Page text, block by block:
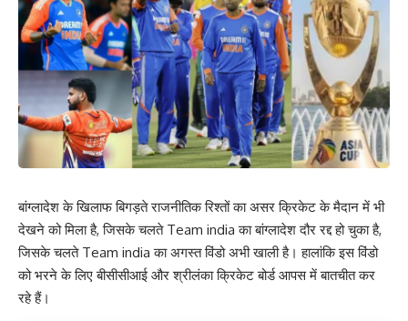
बांग्लादेश के खिलाफ बिगड़ते राजनीतिक रिश्तों का असर क्रिकेट के मैदान में भी
देखने को मिला है, जिसके चलते Team india का बांग्लादेश दौर रद्द हो चुका है,
जिसके चलते Team india का अगस्त विंडो अभी खाली है। हालांकि इस विंडो
को भरने के लिए बीसीसीआई और श्रीलंका क्रिकेट बोर्ड आपस में बातचीत कर
रहे हैं।